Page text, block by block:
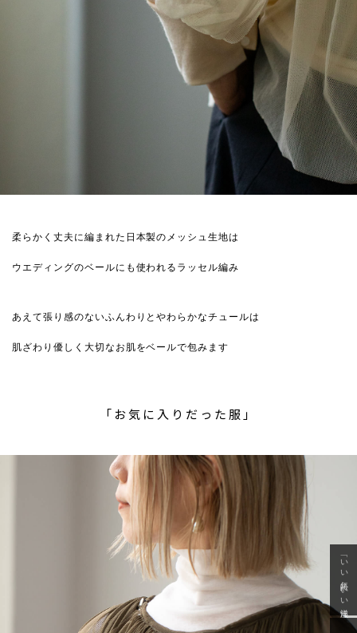
柔らかく丈夫に編まれた日本製のメッシュ生地は
ウエディングのベールにも使われるラッセル編み
あえて張り感のないふんわりとやわらかなチュールは
肌ざわり優しく大切なお肌をベールで包みます
「お気に入りだった服」
「いい年齢 いい洋服」